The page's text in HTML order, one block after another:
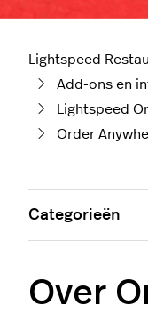
Lightspeed
Add-ons en
Lightspeed
Order
Over
Categorieën